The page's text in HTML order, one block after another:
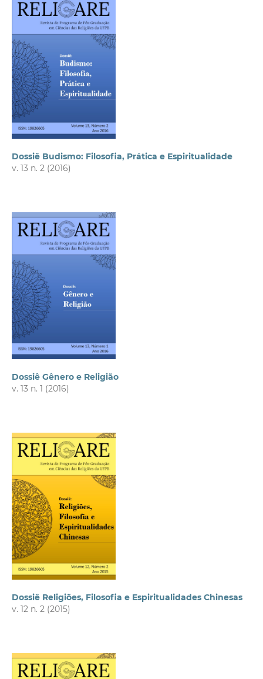
Dossiê Budismo: Filosofia, Prática e Espiritualidade
v. 13 n. 2 (2016)
Dossiê Gênero e Religião
v. 13 n. 1 (2016)
Dossiê Religiões, Filosofia e Espiritualidades Chinesas
v. 12 n. 2 (2015)